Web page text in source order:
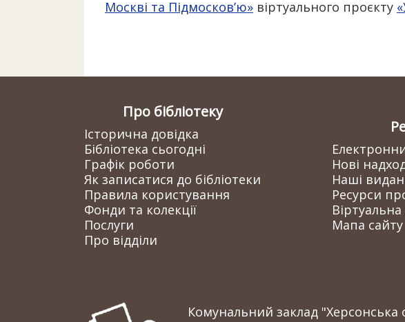
Москві та Підмосков’ю» віртуального проєкту
Про бібліотеку
Історична довідка
Бібліотека сьогодні
Графік роботи
Як записатися до бібліотеки
Правила користування
Фонди та колекції
Послуги
Про відділи
Нові
Наші
Ресурси
Мапа сайту
Комунальний заклад "Херсонська